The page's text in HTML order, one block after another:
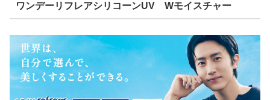
ワンデーリフレアシリコーンUV Wモイスチャー